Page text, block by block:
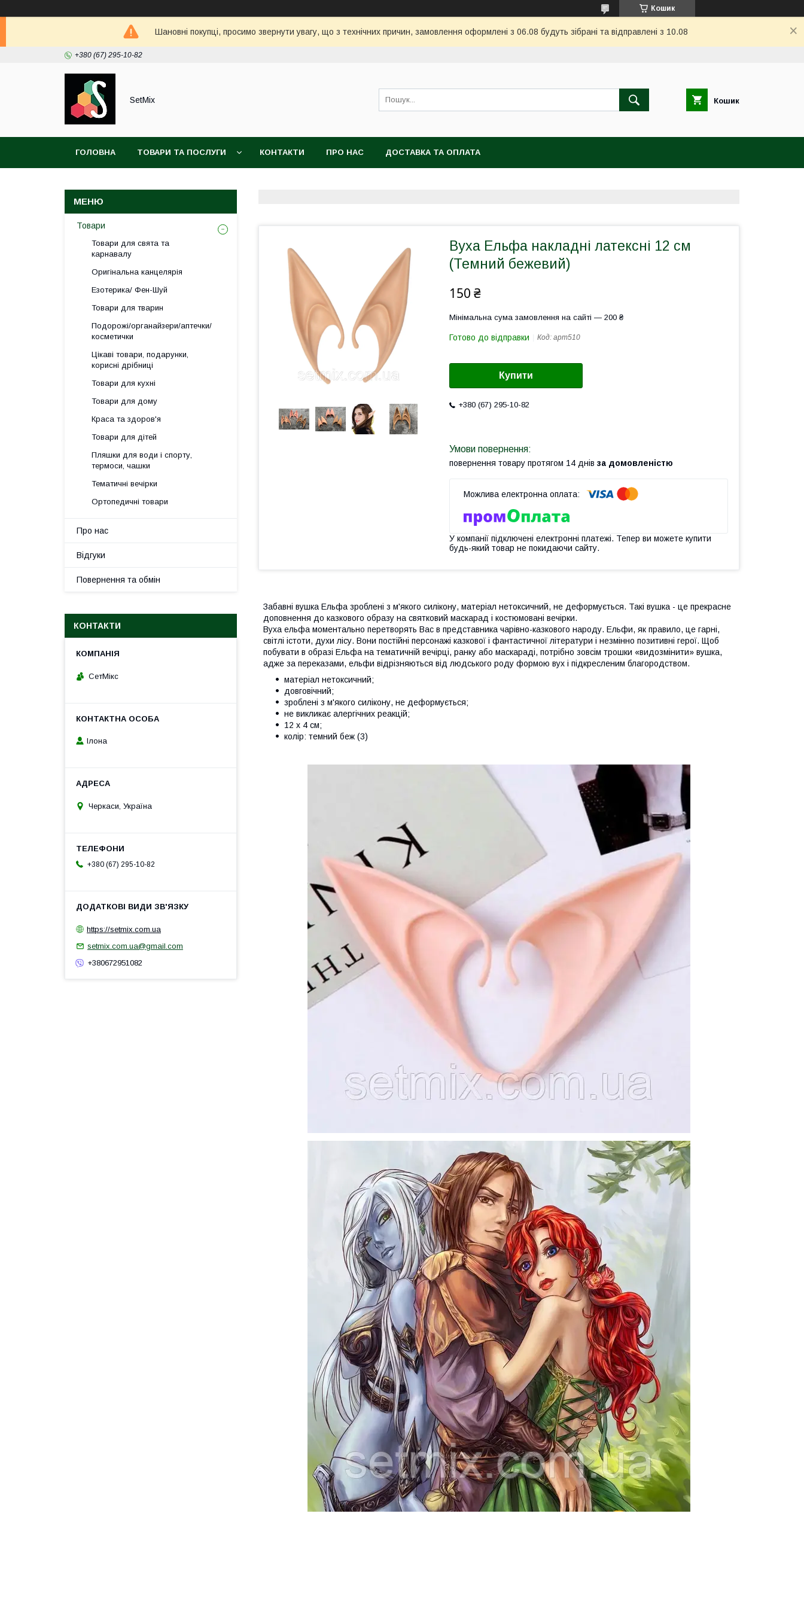
Кошик
Шановні покупці, просимо звернути увагу, що з технічних причин, замовлення оформлені з 06.08 будуть зібрані та відправлені з 10.08
+380 (67) 295-10-82
SetMix Кошик
ГОЛОВНА ТОВАРИ ТА ПОСЛУГИ КОНТАКТИ ПРО НАС ДОСТАВКА ТА ОПЛАТА
Вуха Ельфа накладні латексні 12 см
(Темний бежевий)
150 ₴
Мінімальна сума замовлення на сайті — 200 ₴
Готово до відправки Код: арт510
Купити
+380 (67) 295-10-82
повернення товару протягом 14 днів за домовленістю
У компанії підключені електронні платежі. Тепер ви можете купити
будь-який товар не покидаючи сайту.
Забавні вушка Ельфа зроблені з м'якого силікону, матеріал нетоксичний, не деформується. Такі вушка - це прекрасне
доповнення до казкового образу на святковий маскарад і костюмовані вечірки.
Вуха ельфа моментально перетворять Вас в представника чарівно-казкового народу. Ельфи, як правило, це гарні,
світлі істоти, духи лісу. Вони постійні персонажі казкової і фантастичної літератури і незмінно позитивні герої. Щоб
побувати в образі Ельфа на тематичній вечірці, ранку або маскараді, потрібно зовсім трошки «видозмінити» вушка,
адже за переказами, ельфи відрізняються від людського роду формою вух і підкресленим благородством.
матеріал нетоксичний;
довговічний;
зроблені з м'якого силікону, не деформується;
не викликає алергічних реакцій;
12 х 4 см;
колір: темний беж (3)
Товари
Товари для свята та
карнавалу
Оригінальна канцелярія
Езотерика/ Фен-Шуй
Товари для тварин
Подорожі/органайзери/аптечки/
косметички
Цікаві товари, подарунки,
корисні дрібниці
Товари для кухні
Товари для дому
Краса та здоров'я
Товари для дітей
Пляшки для води і спорту,
термоси, чашки
Тематичні вечірки
Ортопедичні товари
Про нас
Відгуки
Повернення та обмін
КОНТАКТИ
СетМікс
Ілона
Черкаси, Україна
+380 (67) 295-10-82
https://setmix.com.ua
setmix.com.ua@gmail.com
+380672951082